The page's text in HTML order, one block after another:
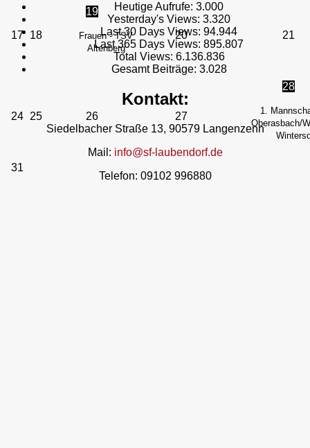
17 18
19
Frauen - TSV
Altenberg
20 21
24 25 26 27
28
1.
Oberasbach/
31
Heutige Aufrufe: 3.000
Yesterday's Views: 3.320
Last 30 Days Views: 94.944
Last 365 Days Views: 895.807
Total Views: 6.136.836
Gesamt Beiträge: 3.028
Kontakt:
Siedelbacher Straße 13, 90579 Langenzenn
Mail: info@sf-laubendorf.de
Telefon: 09102 996880